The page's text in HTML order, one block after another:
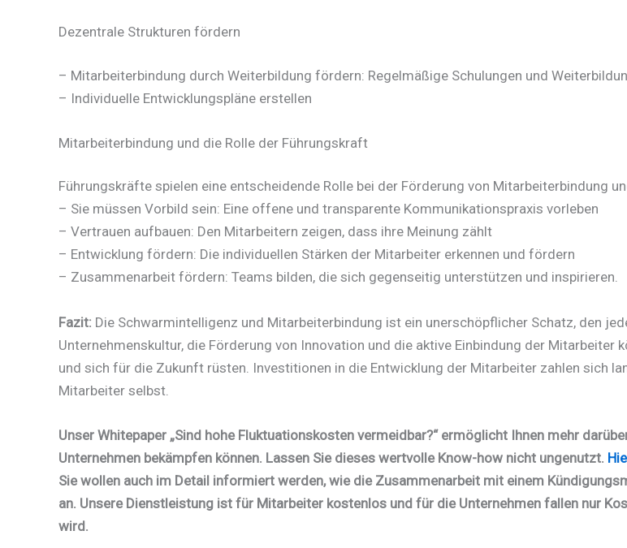
Dezentrale Strukturen fördern
– Mitarbeiterbindung durch Weiterbildung fördern: Regelmäßige Schulungen und
– Individuelle Entwicklungspläne erstellen
Mitarbeiterbindung und die Rolle der Führungskraft
Führungskräfte spielen eine entscheidende Rolle bei der Förderung von Mitarbeiterbindung
– Sie müssen Vorbild sein: Eine offene und transparente Kommunikationspraxis vorleben
– Vertrauen aufbauen: Den Mitarbeitern zeigen, dass ihre Meinung zählt
– Entwicklung fördern: Die individuellen Stärken der Mitarbeiter erkennen und fördern
– Zusammenarbeit fördern: Teams bilden, die sich gegenseitig unterstützen und inspirieren.
Fazit: Die Schwarmintelligenz und Mitarbeiterbindung ist ein unerschöpflicher Schatz, den
Unternehmenskultur, die Förderung von Innovation und die aktive Einbindung der
und sich für die Zukunft rüsten. Investitionen in die Entwicklung der Mitarbeiter zahlen sich
Mitarbeiter selbst.
Unser Whitepaper „Sind hohe Fluktuationskosten vermeidbar?“ ermöglicht Ihnen mehr
Unternehmen bekämpfen können. Lassen Sie dieses wertvolle Know-how nicht ungenutzt.
Sie wollen auch im Detail informiert werden, wie die Zusammenarbeit mit einem
an. Unsere Dienstleistung ist für Mitarbeiter kostenlos und für die Unternehmen fallen nur
wird.